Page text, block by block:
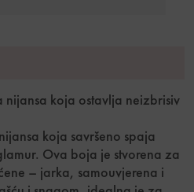
koja ostavlja neizbrisiv
koja savršeno spaja
Ova boja je stvorena za
– jarka, samouvjerena i